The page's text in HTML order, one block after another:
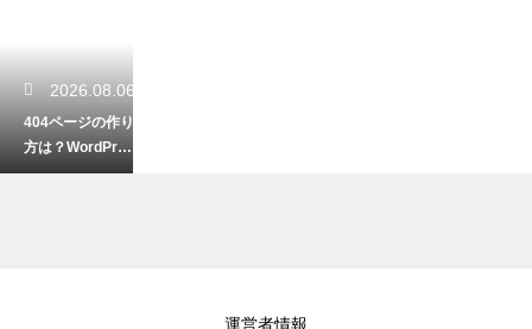
2026.08.06
404ページの作り
方は？WordPres
sでエラーページ
運営者情報